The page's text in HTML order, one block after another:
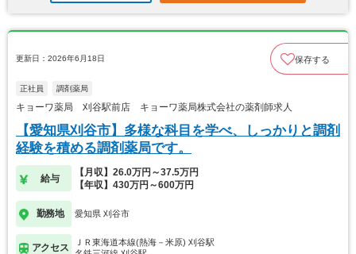
更新日：2026年6月18日 保存する
正社員 調剤薬局
キョーワ薬局 刈谷駅前店 キョーワ薬局株式会社の薬剤師求人
【愛知県刈谷市】多様な科目を学べ、しっかりと調剤
経験を積める調剤薬局です。
給与
【月収】26.0万円～37.5万円
【年収】430万円～600万円
勤務地 愛知県 刈谷市
アクセス
ＪＲ東海道本線(熱海－米原) 刈谷駅